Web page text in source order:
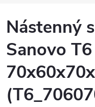
Nástenný
Sanovo